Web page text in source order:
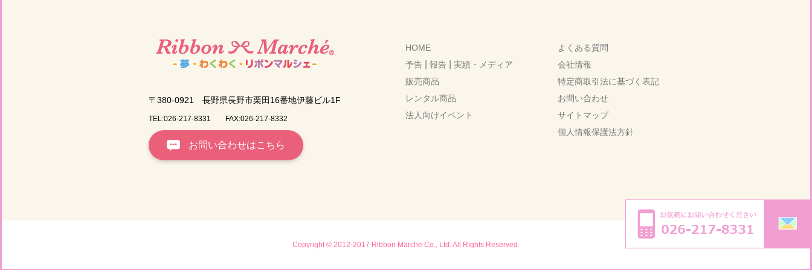
〒380-0921 長野県長野市栗田16番地伊藤ビル1F
TEL:026-217-8331 FAX:026-217-8332
お問い合わせはこちら
HOME
予告
報告
実績・メディア
販売商品
レンタル商品
法人向けイベント
よくある質問
会社情報
特定商取引法に基づく表記
お問い合わせ
サイトマップ
個人情報保護法方針
Copyright © 2012-2017 Ribbon Marche Co., Ltd. All Rights Reserved.